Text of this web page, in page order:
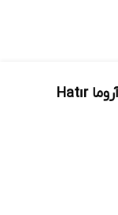
قهوه ساز کاراجا تک کاره هاتیر هوپ آروما Hatır